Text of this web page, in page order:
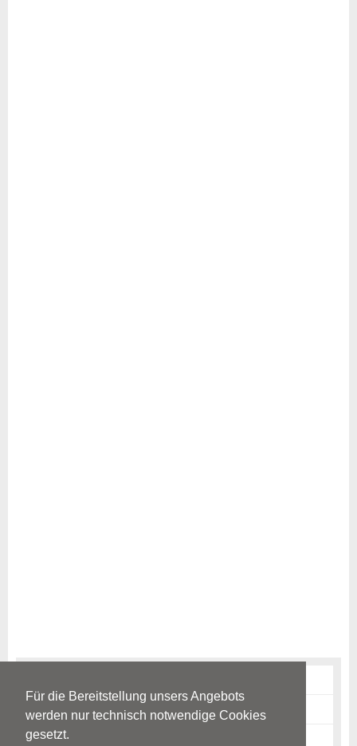
Für die Bereitstellung unsers Angebots
werden nur technisch notwendige Cookies
gesetzt.
Diagnostik
Therapie